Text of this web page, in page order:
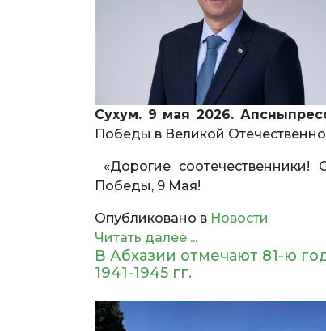
Сухум. 9 мая 2026.
Победы в Великой
«Дорогие
Победы, 9 Мая!
Опубликовано в Новости
Читать далее ...
В Абхазии отмечают 81-ю
1941-1945 гг.